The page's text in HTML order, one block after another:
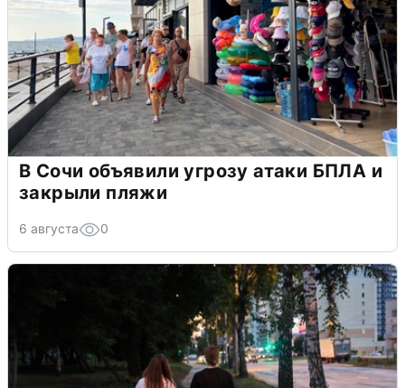
В Сочи объявили угрозу атаки БПЛА и
закрыли пляжи
6 августа 0